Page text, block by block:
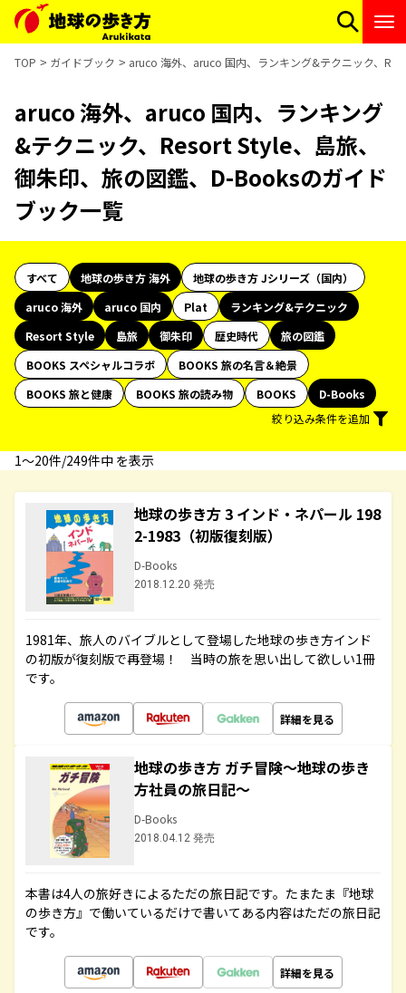
TOP ガイドブック aruco 海外、aruco 国内、ランキング&テクニック、
aruco 海外、aruco 国内、ランキング
&テクニック、Resort Style、島旅、
御朱印、旅の図鑑、D-Booksのガイド
ブック一覧
すべて 地球の歩き方 海外
地球の歩き方 Jシリーズ（国内）
aruco 海外
aruco 国内 Plat
ランキング&テクニック
Resort Style
島旅 御朱印 歴史時代
旅の図鑑
BOOKS スペシャルコラボ
BOOKS 旅の名言＆絶景
BOOKS 旅と健康
BOOKS 旅の読み物 BOOKS
D-Books
絞り込み条件を追加
1〜20件/249件中 を表示
地球の歩き方 3 インド・ネパール 198
2-1983（初版復刻版）
D-Books
2018.12.20 発売
1981年、旅人のバイブルとして登場した地球の歩き方インド
の初版が復刻版で再登場！ 当時の旅を思い出して欲しい1冊
です。
詳細を見る
地球の歩き方 ガチ冒険～地球の歩き
方社員の旅日記～
D-Books
2018.04.12 発売
本書は4人の旅好きによるただの旅日記です。たまたま『地球
の歩き方』で働いているだけで書いてある内容はただの旅日記
です。
詳細を見る